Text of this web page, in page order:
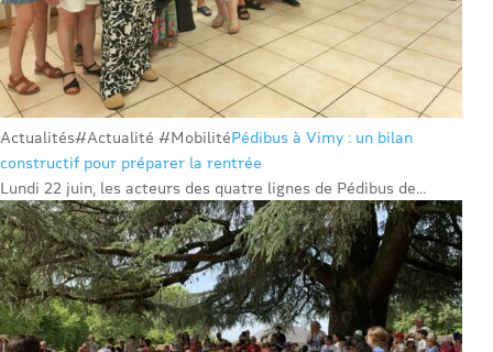
Actualités#Actualité #MobilitéPédibus à Vimy : un bilan
constructif pour préparer la rentrée
Lundi 22 juin, les acteurs des quatre lignes de Pédibus de...